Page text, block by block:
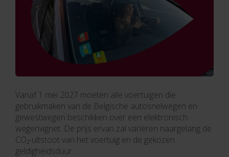
Vanaf 1 mei 2027 moeten alle voertuigen die
gebruikmaken van de Belgische autosnelwegen en
gewestwegen beschikken over een elektronisch
wegenvignet. De prijs ervan zal variëren naargelang de
CO₂-uitstoot van het voertuig en de gekozen
geldigheidsduur.